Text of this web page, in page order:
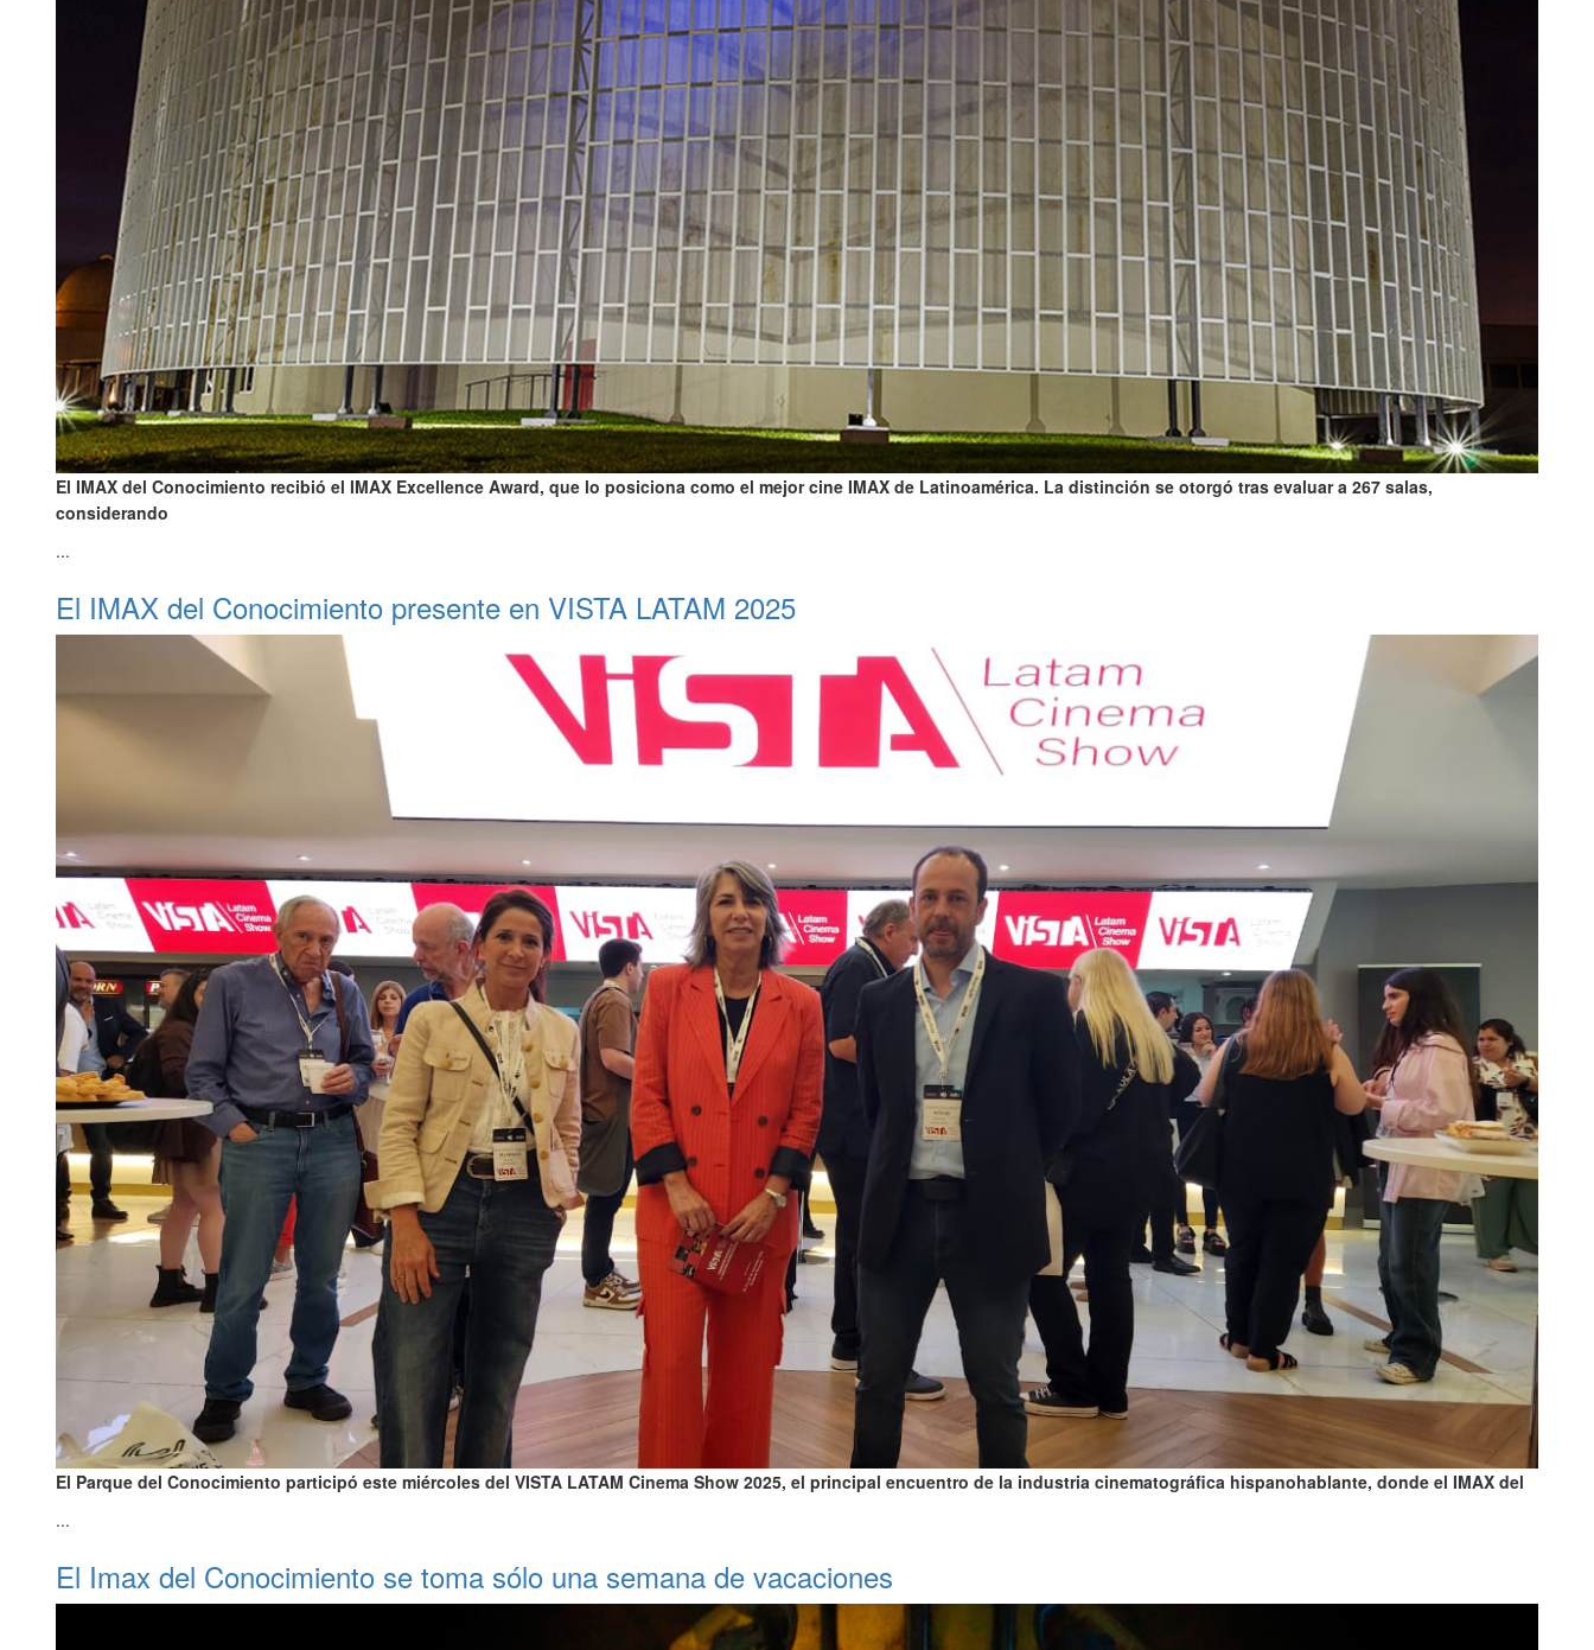
El IMAX del Conocimiento recibió el IMAX Excellence Award, que lo posiciona como el mejor cine IMAX de Latinoamérica. La distinción se otorgó tras evaluar a 267 salas,
considerando
...
El IMAX del Conocimiento presente en VISTA LATAM 2025
El Parque del Conocimiento participó este miércoles del VISTA LATAM Cinema Show 2025, el principal encuentro de la industria cinematográfica hispanohablante, donde el IMAX del
...
El Imax del Conocimiento se toma sólo una semana de vacaciones